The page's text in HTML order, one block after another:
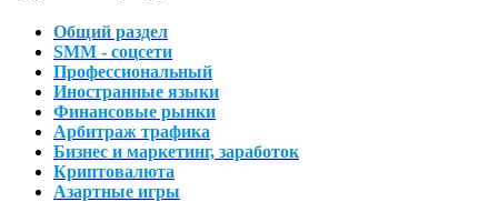
Общий раздел
SMM - соцсети
Профессиональный
Иностранные языки
Финансовые рынки
Арбитраж трафика
Бизнес и маркетинг, заработок
Криптовалюта
Азартные игры